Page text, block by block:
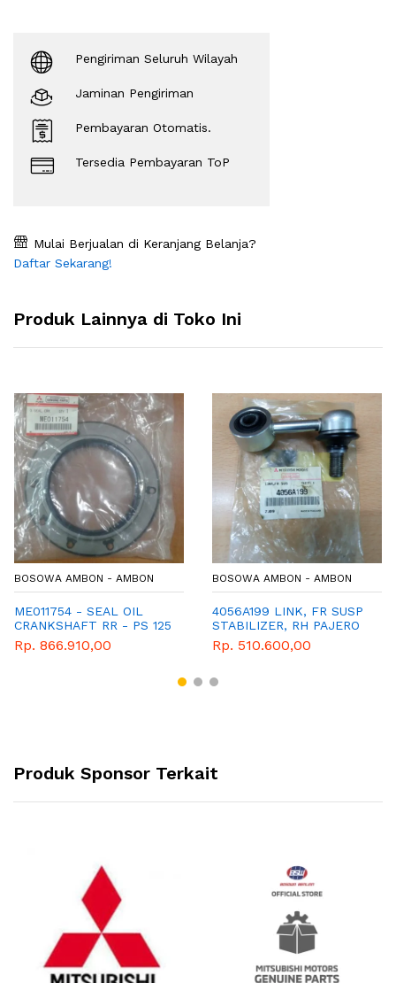
Pengiriman Seluruh Wilayah
Jaminan Pengiriman
Pembayaran Otomatis.
Tersedia Pembayaran ToP
Mulai Berjualan di Keranjang Belanja?
Daftar Sekarang!
Produk Lainnya di Toko Ini
BOSOWA AMBON - AMBON
ME011754 - SEAL OIL
CRANKSHAFT RR - PS 125
Rp. 866.910,00
BOSOWA AMBON - AMBON
4056A199 LINK, FR SUSP
STABILIZER, RH PAJERO
NEW
Rp. 510.600,00
Produk Sponsor Terkait